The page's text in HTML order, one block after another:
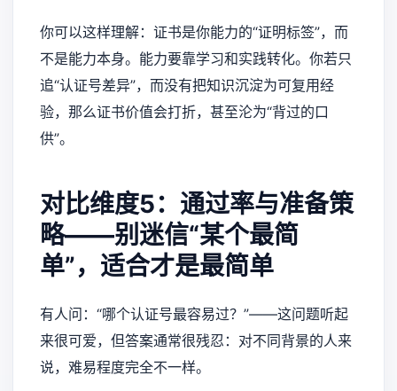
你可以这样理解：证书是你能力的“证明标签”，而
不是能力本身。能力要靠学习和实践转化。你若只
追“认证号差异”，而没有把知识沉淀为可复用经
验，那么证书价值会打折，甚至沦为“背过的口
供”。
对比维度5：通过率与准备策
略——别迷信“某个最简
单”，适合才是最简单
有人问：“哪个认证号最容易过？”——这问题听起
来很可爱，但答案通常很残忍：对不同背景的人来
说，难易程度完全不一样。